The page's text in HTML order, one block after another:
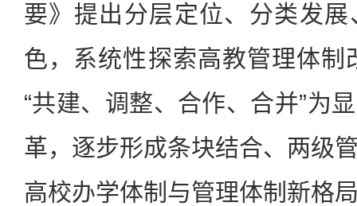
要》提出分层定位、分类发
色，系统性探索高教管理体制
“共建、调整、合作、合并”为
革，逐步形成条块结合、两级
高校办学体制与管理体制新格